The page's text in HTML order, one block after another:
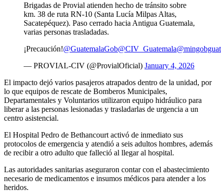
Brigadas de Provial atienden hecho de tránsito sobre
km. 38 de ruta RN-10 (Santa Lucía Milpas Altas,
Sacatepéquez). Paso cerrado hacia Antigua Guatemala,
varias personas trasladadas.
¡Precaución!@GuatemalaGob@CIV_Guatemala
— PROVIAL-CIV (@ProvialOficial) January 4, 2026
El impacto dejó varios pasajeros atrapados dentro de la unidad, por
lo que equipos de rescate de Bomberos Municipales,
Departamentales y Voluntarios utilizaron equipo hidráulico para
liberar a las personas lesionadas y trasladarlas de urgencia a un
centro asistencial.
El Hospital Pedro de Bethancourt activó de inmediato sus
protocolos de emergencia y atendió a seis adultos hombres, además
de recibir a otro adulto que falleció al llegar al hospital.
Las autoridades sanitarias aseguraron contar con el abastecimiento
necesario de medicamentos e insumos médicos para atender a los
heridos.